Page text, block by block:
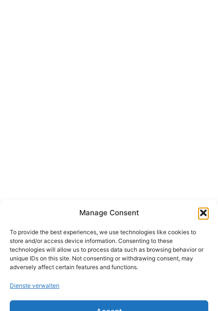
Manage Consent
To provide the best experiences, we use technologies like cookies to
store and/or access device information. Consenting to these
technologies will allow us to process data such as browsing behavior or
unique IDs on this site. Not consenting or withdrawing consent, may
adversely affect certain features and functions.
Dienste verwalten